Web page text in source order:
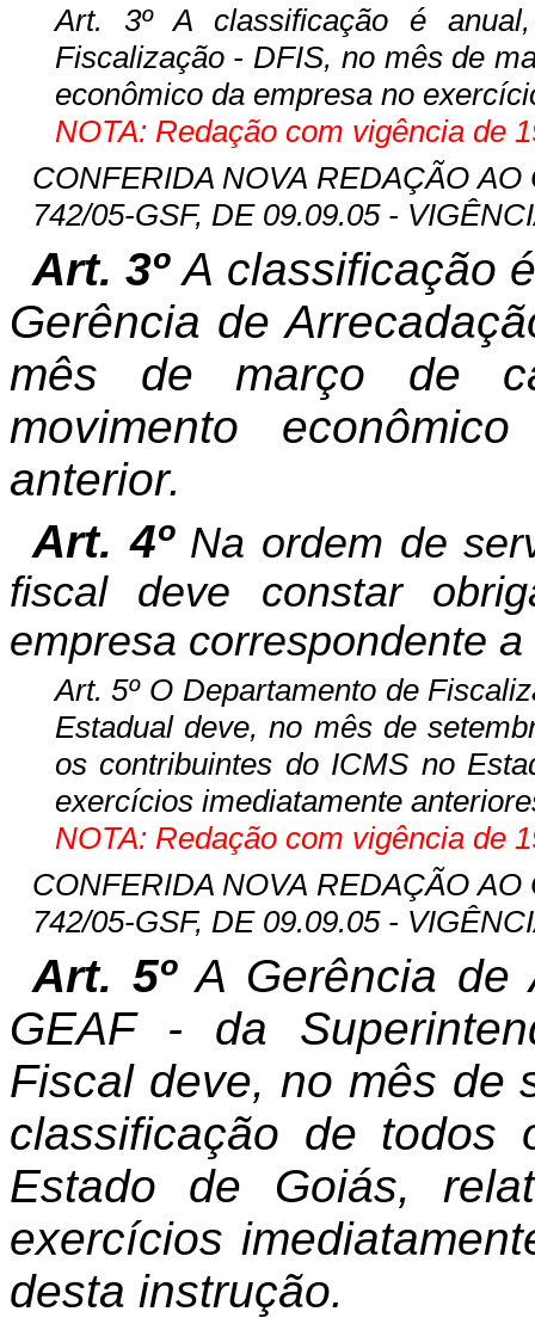
Art. 3º A classificação é
Fiscalização - DFIS, no mês de
econômico da empresa no
NOTA: Redação com vigência de
CONFERIDA NOVA REDAÇÃO AO
742/05-GSF, DE 09.09.05 -
Art. 3ºA classificação
Gerência de
mês de março de
movimento
anterior.
Art. 4ºNa ordem de
fiscal deve constar
empresa correspondente
Art. 5º O Departamento de
Estadual deve, no mês de
os contribuintes do ICMS no
exercícios imediatamente
NOTA: Redação com vigência de
CONFERIDA NOVA REDAÇÃO AO
742/05-GSF, DE 09.09.05 -
Art. 5ºA Gerência de
GEAF - da
Fiscal deve, no mês de
classificação de todos
Estado de Goiás,
exercícios
desta instrução.